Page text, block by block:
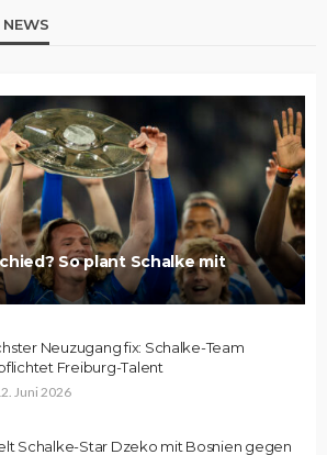
So plant Schalke mit
Neuzugang fix: Schalke-Team
Freiburg-Talent
Juni 2026
Schalke-Star Dzeko mit Bosnien gegen